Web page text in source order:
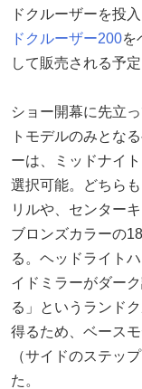
ドクルーザーを投
ドクルーザー200を
して販売される予定
ショー開幕に先立
トモデルのみとな
ーは、ミッドナイ
選択可能。どちら
リルや、センター
ブロンズカラーの
る。ヘッドライト
イドミラーがダー
る」というランド
得るため、ベース
（サイドのステッ
た。